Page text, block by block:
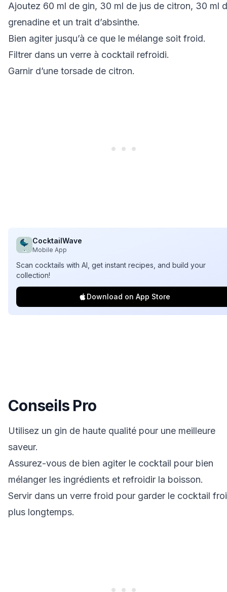
Ajoutez 60 ml de gin, 30 ml de jus de citron, 30 ml
grenadine et un trait d’absinthe.
Bien agiter jusqu’à ce que le mélange soit froid.
Filtrer dans un verre à cocktail refroidi.
Garnir d’une torsade de citron.
CocktailWave
Mobile App
Scan cocktails with AI, get instant recipes, and build your
collection!
Download on App Store
Conseils Pro
Utilisez un gin de haute qualité pour une meilleure
saveur.
Assurez-vous de bien agiter le cocktail pour bien
mélanger les ingrédients et refroidir la boisson.
Servir dans un verre froid pour garder le cocktail
plus longtemps.